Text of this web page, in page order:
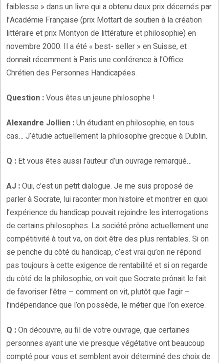
faiblesse » dans un livre qui a obtenu deux prix décernés par
l’Académie Française (prix Mottart de soutien à la création
littéraire et prix Montyon de littérature et philosophie) en
novembre 2000. Il a été « best- seller » en Suisse, et
donnait récemment à Paris une conférence à l’Office
Chrétien des Personnes Handicapées.
Question :Vous êtes un jeune philosophe !
Alexandre Jollien :Un étudiant en philosophie, en tous
cas… J’étudie actuellement la philosophie grecque à Dublin.
Q : Et vous êtes aussi l’auteur d’un ouvrage remarqué…
AJ :Oui, c’est un petit dialogue. Je me suis proposé de
parler à Socrate, lui raconter mon histoire et montrer en quoi
l’expérience du handicap pouvait rejoindre les interrogations
de certains philosophes. La société prône actuellement une
compétitivité à tout va, on doit être des plus rentables. Si on
se penche du côté du handicap, c’est vrai qu’on ne répond
pas toujours à cette exigence de rentabilité et si on regarde
du côté de la philosophie, on voit que Socrate prônait le fait
de favoriser l’être – comment on vit, plutôt que l’agir –
l’indépendance que l’on possède, le métier que l’on exerce.
Q :On découvre, au fil de votre ouvrage, que certaines
personnes ayant une vie presque végétative ont beaucoup
compté pour vous et semblent avoir déterminé des choix de